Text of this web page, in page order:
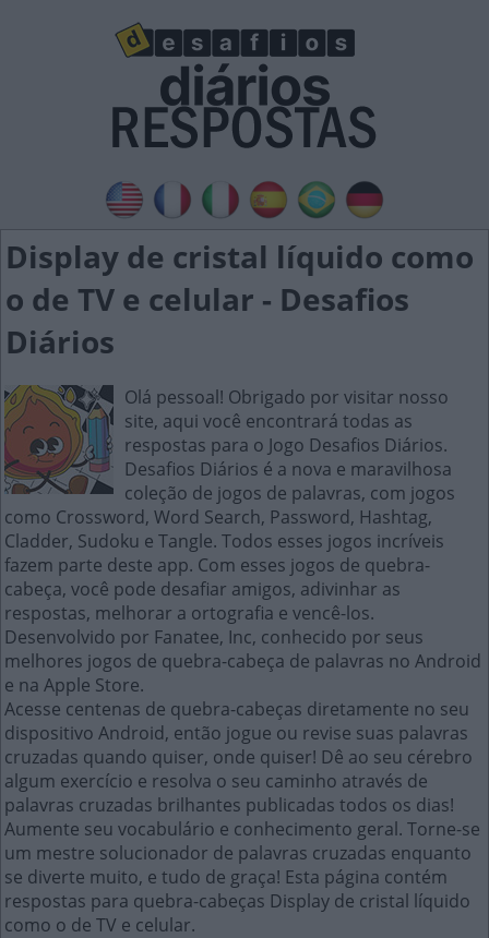
Display de cristal líquido como
o de TV e celular - Desafios
Diários
Olá pessoal! Obrigado por visitar nosso
site, aqui você encontrará todas as
respostas para o Jogo Desafios Diários.
Desafios Diários é a nova e maravilhosa
coleção de jogos de palavras, com jogos
como Crossword, Word Search, Password, Hashtag,
Cladder, Sudoku e Tangle. Todos esses jogos incríveis
fazem parte deste app. Com esses jogos de quebra-
cabeça, você pode desafiar amigos, adivinhar as
respostas, melhorar a ortografia e vencê-los.
Desenvolvido por Fanatee, Inc, conhecido por seus
melhores jogos de quebra-cabeça de palavras no Android
e na Apple Store.
Acesse centenas de quebra-cabeças diretamente no seu
dispositivo Android, então jogue ou revise suas palavras
cruzadas quando quiser, onde quiser! Dê ao seu cérebro
algum exercício e resolva o seu caminho através de
palavras cruzadas brilhantes publicadas todos os dias!
Aumente seu vocabulário e conhecimento geral. Torne-se
um mestre solucionador de palavras cruzadas enquanto
se diverte muito, e tudo de graça! Esta página contém
respostas para quebra-cabeças Display de cristal líquido
como o de TV e celular.